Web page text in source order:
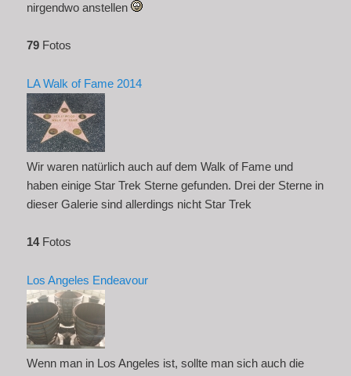
nirgendwo anstellen
79 Fotos
LA Walk of Fame 2014
Wir waren natürlich auch auf dem Walk of Fame und
haben einige Star Trek Sterne gefunden. Drei der Sterne in
dieser Galerie sind allerdings nicht Star Trek
14Fotos
Los Angeles Endeavour
Wenn man in Los Angeles ist, sollte man sich auch die